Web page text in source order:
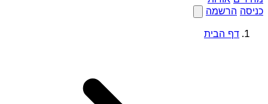
כניסה הרשמה
דף הבית